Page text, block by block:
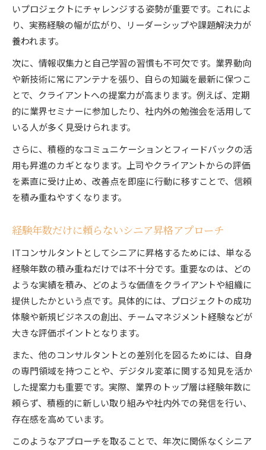
いプロジェクトにチャレンジする姿勢が重要です。これによ
り、実務経験の幅が広がり、リーダーシップや課題解決力が
養われます。
次に、情報収集力と自己学習の習慣も不可欠です。業界動向
や新技術に常にアンテナを張り、自らの知識を最新に保つこ
とで、クライアントへの提案力が高まります。例えば、定期
的に業界セミナーに参加したり、社内外の勉強会を活用して
いる人が多く見受けられます。
さらに、積極的なコミュニケーションとフィードバックの活
用も昇進のカギとなります。上司やクライアントからの評価
を素直に受け止め、改善点を即座に行動に移すことで、信頼
を積み重ねやすくなります。
経験年数だけに頼らないシニア昇格アプローチ
ITコンサルタントとしてシニアに昇格するためには、単なる
経験年数の積み重ねだけでは不十分です。重要なのは、どの
ような実績を積み、どのような価値をクライアントや組織に
提供したかという点です。具体的には、プロジェクトの成功
体験や新規ビジネスの創出、チームマネジメント経験などが
大きな評価ポイントとなります。
また、他のコンサルタントとの差別化を図るためには、自身
の専門領域を持つことや、デジタル変革に関する知見を活か
した提案力も重要です。実際、業界のトップ層は経験年数に
頼らず、積極的に新しい取り組みや社内外での発信を行い、
存在感を高めています。
このようなアプローチを取ることで、年次に関係なくシニア